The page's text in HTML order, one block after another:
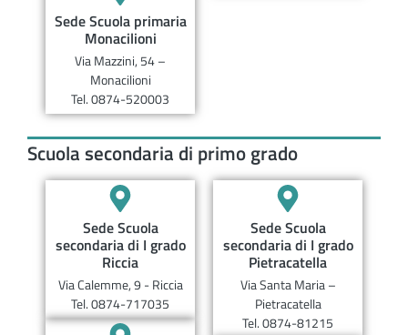
Sede Scuola primaria
Monacilioni
Via Mazzini, 54 –
Monacilioni
Tel. 0874-520003
Scuola secondaria di primo grado
Sede Scuola
secondaria di I grado
Riccia
Via Calemme, 9 - Riccia
Tel. 0874-717035
Sede Scuola
secondaria di I grado
Pietracatella
Via Santa Maria –
Pietracatella
Tel. 0874-81215